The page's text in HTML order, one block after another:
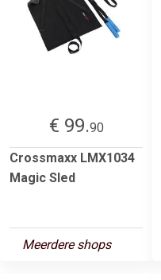
€ 99.90
Crossmaxx LMX1034
Magic Sled
Meerdere shops